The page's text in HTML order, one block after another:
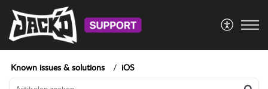
Known issues & solutions iOS